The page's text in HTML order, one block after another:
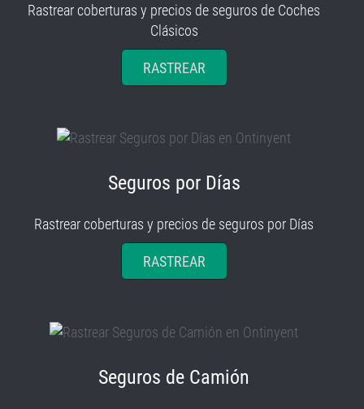
Rastrear coberturas y precios de seguros de Coches
Clásicos
RASTREAR
Seguros por Días
Rastrear coberturas y precios de seguros por Días
RASTREAR
Seguros de Camión